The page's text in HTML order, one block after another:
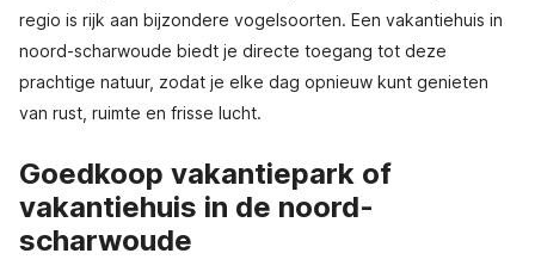
regio is rijk aan bijzondere vogelsoorten. Een vakantiehuis in
noord-scharwoude biedt je directe toegang tot deze
prachtige natuur, zodat je elke dag opnieuw kunt genieten
van rust, ruimte en frisse lucht.
Goedkoop vakantiepark of
vakantiehuis in de noord-
scharwoude